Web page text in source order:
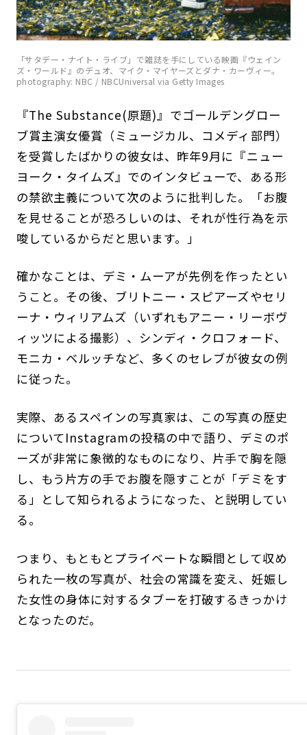
「サタデー・ナイト・ライブ」で雑誌を手にしている映画『ウェイン
ズ・ワールド』のデュオ、マイク・マイヤーズとダナ・カーヴィー。
photography: NBC / NBCUniversal via Getty Images
『The Substance(原題)』でゴールデングロー
ブ賞主演女優賞（ミュージカル、コメディ部門）
を受賞したばかりの彼女は、昨年9月に『ニュー
ヨーク・タイムズ』でのインタビューで、ある形
の禁欲主義について次のように批判した。「お腹
を見せることが恐ろしいのは、それが性行為を示
唆しているからだと思います。」
確かなことは、デミ・ムーアが先例を作ったとい
うこと。その後、ブリトニー・スピアーズやセリ
ーナ・ウィリアムズ（いずれもアニー・リーボヴ
ィッツによる撮影）、シンディ・クロフォード、
モニカ・ベルッチなど、多くのセレブが彼女の例
に従った。
実際、あるスペインの写真家は、この写真の歴史
についてInstagramの投稿の中で語り、デミのポ
ーズが非常に象徴的なものになり、片手で胸を隠
し、もう片方の手でお腹を隠すことが「デミをす
る」として知られるようになった、と説明してい
る。
つまり、もともとプライベートな瞬間として収め
られた一枚の写真が、社会の常識を変え、妊娠し
た女性の身体に対するタブーを打破するきっかけ
となったのだ。